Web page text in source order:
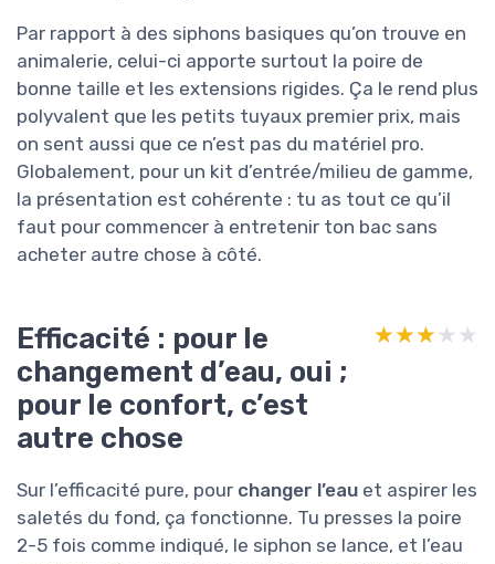
Par rapport à des siphons basiques qu’on trouve en
animalerie, celui-ci apporte surtout la poire de
bonne taille et les extensions rigides. Ça le rend plus
polyvalent que les petits tuyaux premier prix, mais
on sent aussi que ce n’est pas du matériel pro.
Globalement, pour un kit d’entrée/milieu de gamme,
la présentation est cohérente : tu as tout ce qu’il
faut pour commencer à entretenir ton bac sans
acheter autre chose à côté.
Efficacité : pour le
changement d’eau, oui ;
pour le confort, c’est
autre chose
★★★★★
★★★★★
Sur l’efficacité pure, pour changer l’eau et aspirer les
saletés du fond, ça fonctionne. Tu presses la poire
2-5 fois comme indiqué, le siphon se lance, et l’eau